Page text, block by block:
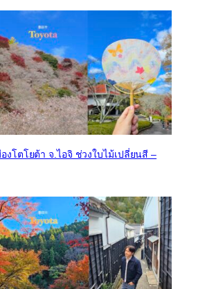
องโตโยต้า จ.ไอจิ ช่วงใบไม้เปลี่ยนสี –